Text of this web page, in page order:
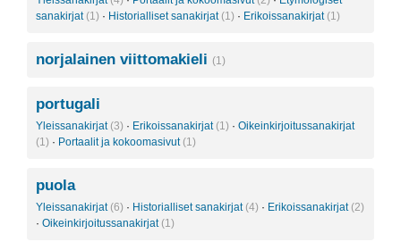
sanakirjat (1) · Historialliset sanakirjat (1) · Erikoissanakirjat (1)
norjalainen viittomakieli (1)
portugali
Yleissanakirjat (3) · Erikoissanakirjat (1) · Oikeinkirjoitussanakirjat
(1) · Portaalit ja kokoomasivut (1)
puola
Yleissanakirjat (6) · Historialliset sanakirjat (4) · Erikoissanakirjat (2)
· Oikeinkirjoitussanakirjat (1)